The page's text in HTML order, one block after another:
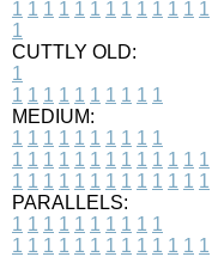
1 1 1 1 1 1 1 1 1 1 1 1 1
1
CUTTLY OLD:
1
1 1 1 1 1 1 1 1 1 1
MEDIUM:
1 1 1 1 1 1 1 1 1 1
1 1 1 1 1 1 1 1 1 1 1 1 1
1 1 1 1 1 1 1 1 1 1 1 1 1
PARALLELS:
1 1 1 1 1 1 1 1 1 1
1 1 1 1 1 1 1 1 1 1 1 1 1